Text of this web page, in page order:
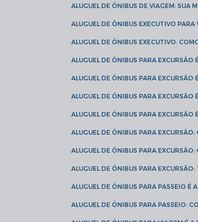
ALUGUEL DE ÔNIBUS DE VIAGEM: SUA
ALUGUEL DE ÔNIBUS EXECUTIVO
ALUGUEL DE ÔNIBUS EXECUTIVO:
ALUGUEL DE ÔNIBUS PARA
ALUGUEL DE ÔNIBUS PARA
ALUGUEL DE ÔNIBUS PARA
ALUGUEL DE ÔNIBUS PARA
ALUGUEL DE ÔNIBUS PARA
ALUGUEL DE ÔNIBUS PARA
ALUGUEL DE ÔNIBUS PARA
ALUGUEL DE ÔNIBUS PARA PASSEIO
ALUGUEL DE ÔNIBUS PARA PASSEIO: